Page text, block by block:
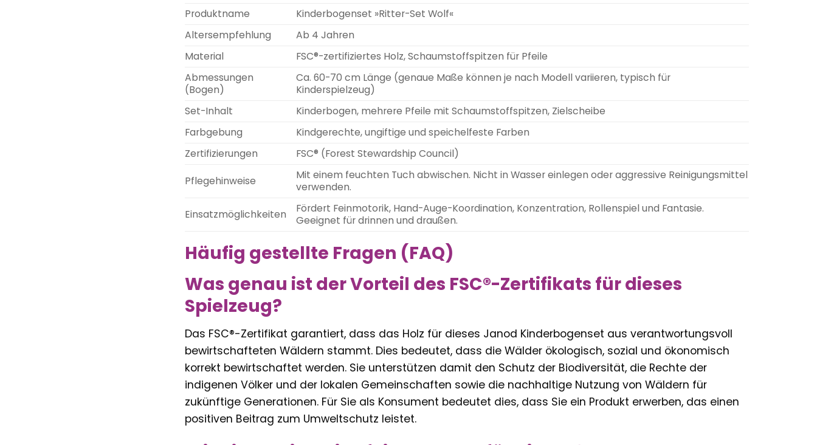
Produktname
Kinderbogenset »Ritter-Set Wolf«
Altersempfehlung
Ab 4 Jahren
Material
FSC®-zertifiziertes Holz, Schaumstoffspitzen für Pfeile
Abmessungen
(Bogen)
Ca. 60-70 cm Länge (genaue Maße können je nach Modell variieren, typisch für
Kinderspielzeug)
Set-Inhalt
Kinderbogen, mehrere Pfeile mit Schaumstoffspitzen, Zielscheibe
Farbgebung
Kindgerechte, ungiftige und speichelfeste Farben
Zertifizierungen
FSC® (Forest Stewardship Council)
Pflegehinweise
Mit einem feuchten Tuch abwischen. Nicht in Wasser einlegen oder aggressive Reinigungsmittel
verwenden.
Einsatzmöglichkeiten
Fördert Feinmotorik, Hand-Auge-Koordination, Konzentration, Rollenspiel und Fantasie.
Geeignet für drinnen und draußen.
Häufig gestellte Fragen (FAQ)
Was genau ist der Vorteil des FSC®-Zertifikats für dieses
Spielzeug?
Das FSC®-Zertifikat garantiert, dass das Holz für dieses Janod Kinderbogenset aus verantwortungsvoll
bewirtschafteten Wäldern stammt. Dies bedeutet, dass die Wälder ökologisch, sozial und ökonomisch
korrekt bewirtschaftet werden. Sie unterstützen damit den Schutz der Biodiversität, die Rechte der
indigenen Völker und der lokalen Gemeinschaften sowie die nachhaltige Nutzung von Wäldern für
zukünftige Generationen. Für Sie als Konsument bedeutet dies, dass Sie ein Produkt erwerben, das einen
positiven Beitrag zum Umweltschutz leistet.